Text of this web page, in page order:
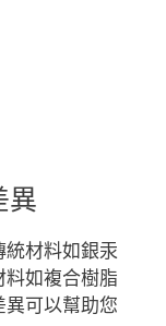
異
統材料如銀汞
料如複合樹脂
異可以幫助您